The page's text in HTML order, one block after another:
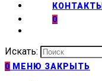
КОНТАКТЫ
0
Искать:
0 МЕНЮ ЗАКРЫТЬ